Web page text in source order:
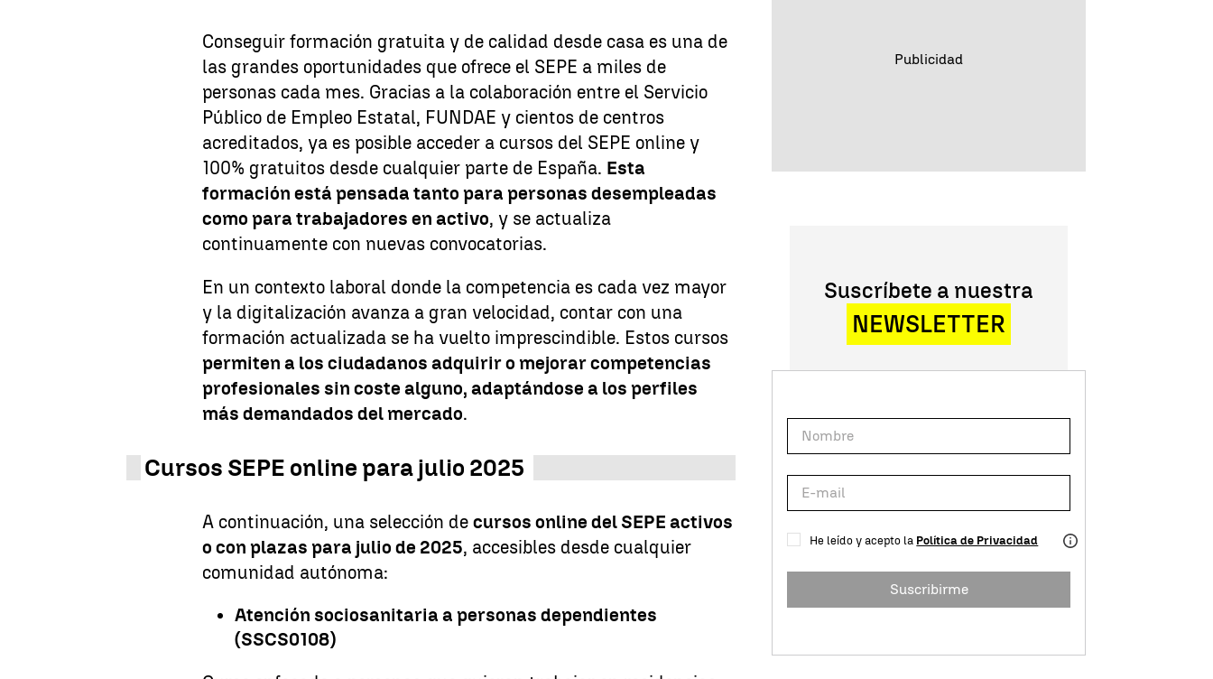
Conseguir formación gratuita y de calidad desde casa es una de
las grandes oportunidades que ofrece el SEPE a miles de
personas cada mes. Gracias a la colaboración entre el Servicio
Público de Empleo Estatal, FUNDAE y cientos de centros
acreditados, ya es posible acceder a cursos del SEPE online y
100% gratuitos desde cualquier parte de España. Esta
formación está pensada tanto para personas desempleadas
como para trabajadores en activo, y se actualiza
continuamente con nuevas convocatorias.
En un contexto laboral donde la competencia es cada vez mayor
y la digitalización avanza a gran velocidad, contar con una
formación actualizada se ha vuelto imprescindible. Estos cursos
permiten a los ciudadanos adquirir o mejorar competencias
profesionales sin coste alguno, adaptándose a los perfiles
más demandados del mercado.
Cursos SEPE online para julio 2025
A continuación, una selección decursos online del SEPE activos
o con plazas para julio de 2025, accesibles desde cualquier
comunidad autónoma:
Atención sociosanitaria a personas dependientes
(SSCS0108)
Suscríbete a nuestra
NEWSLETTER
He leído y acepto la Política de Privacidad
Suscribirme